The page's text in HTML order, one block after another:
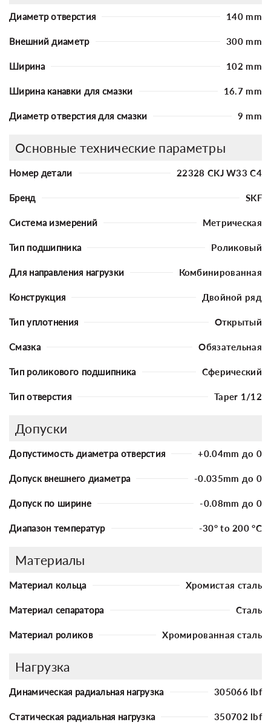
Диаметр отверстия 140 mm
Внешний диаметр 300 mm
Ширина 102 mm
Ширина канавки для смазки 16.7 mm
Диаметр отверстия для смазки 9 mm
Основные технические параметры
Номер детали 22328 CKJ W33 C4
Бренд SKF
Система измерений Метрическая
Тип подшипника Роликовый
Для направления нагрузки Комбинированная
Конструкция Двойной ряд
Тип уплотнения Открытый
Смазка Обязательная
Тип роликового подшипника Сферический
Тип отверстия Taper 1/12
Допуски
Допустимость диаметра отверстия +0.04mm до 0
Допуск внешнего диаметра -0.035mm до 0
Допуск по ширине -0.08mm до 0
Диапазон температур -30° to 200 °C
Материалы
Материал кольца Хромистая сталь
Материал сепаратора Сталь
Материал роликов Хромированная сталь
Нагрузка
Динамическая радиальная нагрузка 305066 lbf
Статическая радиальная нагрузка 350702 lbf